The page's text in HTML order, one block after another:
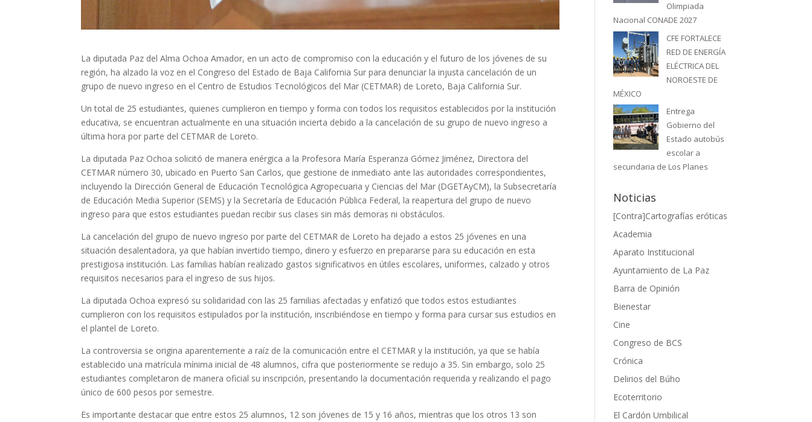
La diputada Paz del Alma Ochoa Amador, en un acto de compromiso con la educación y el futuro de los jóvenes de su
región, ha alzado la voz en el Congreso del Estado de Baja California Sur para denunciar la injusta cancelación de un
grupo de nuevo ingreso en el Centro de Estudios Tecnológicos del Mar (CETMAR) de Loreto, Baja California Sur.
Un total de 25 estudiantes, quienes cumplieron en tiempo y forma con todos los requisitos establecidos por la institución
educativa, se encuentran actualmente en una situación incierta debido a la cancelación de su grupo de nuevo ingreso a
última hora por parte del CETMAR de Loreto.
La diputada Paz Ochoa solicitó de manera enérgica a la Profesora María Esperanza Gómez Jiménez, Directora del
CETMAR número 30, ubicado en Puerto San Carlos, que gestione de inmediato ante las autoridades correspondientes,
incluyendo la Dirección General de Educación Tecnológica Agropecuaria y Ciencias del Mar (DGETAyCM), la Subsecretaría
de Educación Media Superior (SEMS) y la Secretaría de Educación Pública Federal, la reapertura del grupo de nuevo
ingreso para que estos estudiantes puedan recibir sus clases sin más demoras ni obstáculos.
La cancelación del grupo de nuevo ingreso por parte del CETMAR de Loreto ha dejado a estos 25 jóvenes en una
situación desalentadora, ya que habían invertido tiempo, dinero y esfuerzo en prepararse para su educación en esta
prestigiosa institución. Las familias habían realizado gastos significativos en útiles escolares, uniformes, calzado y otros
requisitos necesarios para el ingreso de sus hijos.
La diputada Ochoa expresó su solidaridad con las 25 familias afectadas y enfatizó que todos estos estudiantes
cumplieron con los requisitos estipulados por la institución, inscribiéndose en tiempo y forma para cursar sus estudios en
el plantel de Loreto.
La controversia se origina aparentemente a raíz de la comunicación entre el CETMAR y la institución, ya que se había
establecido una matrícula mínima inicial de 48 alumnos, cifra que posteriormente se redujo a 35. Sin embargo, solo 25
estudiantes completaron de manera oficial su inscripción, presentando la documentación requerida y realizando el pago
único de 600 pesos por semestre.
Es importante destacar que entre estos 25 alumnos, 12 son jóvenes de 15 y 16 años, mientras que los otros 13 son
Olimpiada
Nacional CONADE 2027
CFE FORTALECE
RED DE ENERGÍA
ELÉCTRICA DEL
NOROESTE DE
MÉXICO
Entrega
Gobierno del
Estado autobús
escolar a
secundaria de Los Planes
Noticias
[Contra]Cartografías eróticas
Academia
Aparato Institucional
Ayuntamiento de La Paz
Barra de Opinión
Bienestar
Cine
Congreso de BCS
Crónica
Delirios del Búho
Ecoterritorio
El Cardón Umbilical